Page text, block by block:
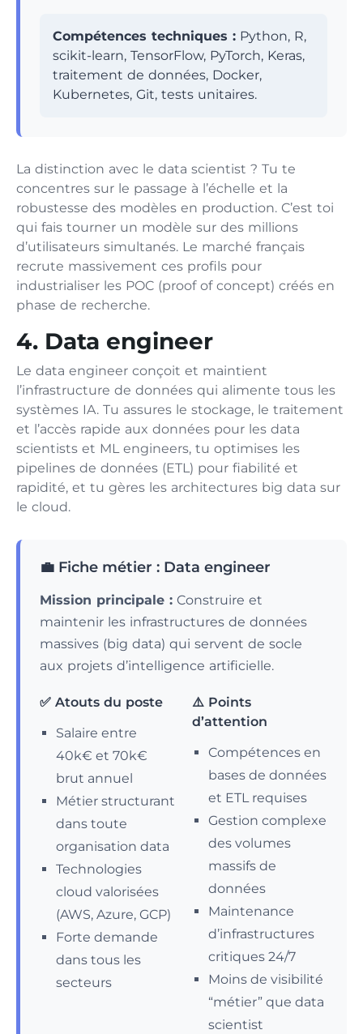
Compétences techniques : Python, R,
scikit-learn, TensorFlow, PyTorch, Keras,
traitement de données, Docker,
Kubernetes, Git, tests unitaires.
La distinction avec le data scientist ? Tu te
concentres sur le passage à l’échelle et la
robustesse des modèles en production. C’est toi
qui fais tourner un modèle sur des millions
d’utilisateurs simultanés. Le marché français
recrute massivement ces profils pour
industrialiser les POC (proof of concept) créés en
phase de recherche.
4. Data engineer
Le data engineer conçoit et maintient
l’infrastructure de données qui alimente tous les
systèmes IA. Tu assures le stockage, le traitement
et l’accès rapide aux données pour les data
scientists et ML engineers, tu optimises les
pipelines de données (ETL) pour fiabilité et
rapidité, et tu gères les architectures big data sur
le cloud.
💼 Fiche métier : Data engineer
Mission principale : Construire et
maintenir les infrastructures de données
massives (big data) qui servent de socle
aux projets d’intelligence artificielle.
✅ Atouts du poste
Salaire entre
40k€ et 70k€
brut annuel
Métier structurant
dans toute
organisation data
Technologies
cloud valorisées
(AWS, Azure, GCP)
Forte demande
dans tous les
secteurs
⚠️ Points
d’attention
Compétences en
bases de données
et ETL requises
Gestion complexe
des volumes
massifs de
données
Maintenance
d’infrastructures
critiques 24/7
Moins de visibilité
“métier” que data
scientist